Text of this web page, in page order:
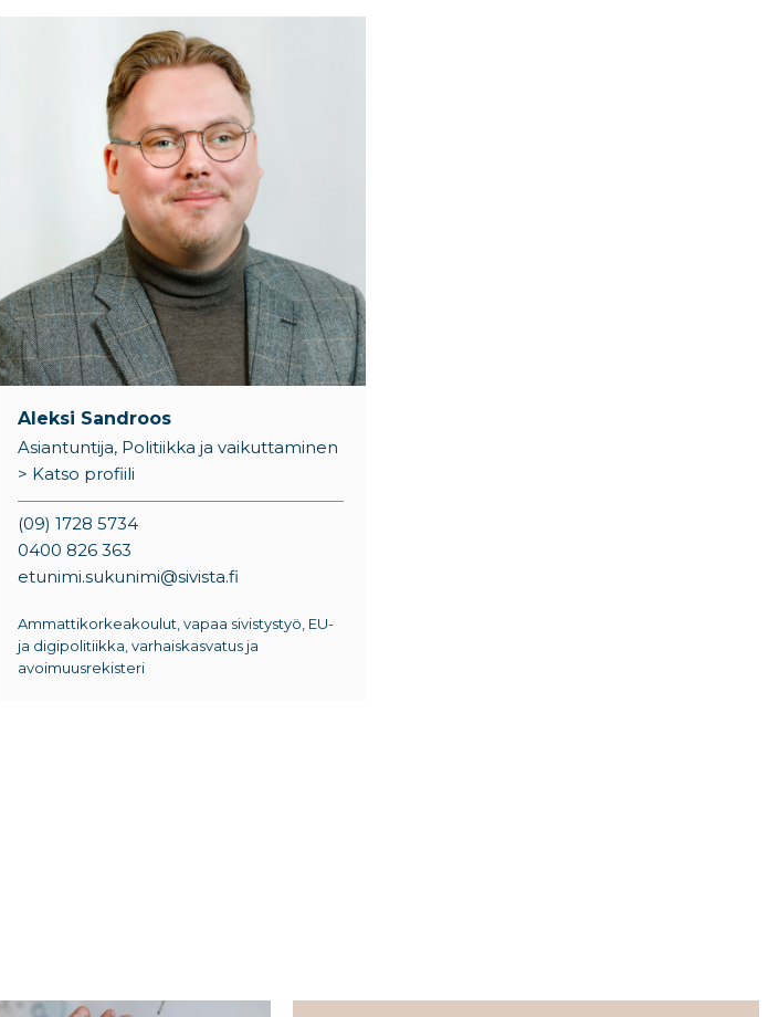
Aleksi Sandroos
Asiantuntija, Politiikka ja vaikuttaminen
> Katso profiili
(09) 1728 5734
0400 826 363
etunimi.sukunimi@sivista.fi
Ammattikorkeakoulut, vapaa sivistystyö, EU-
ja digipolitiikka, varhaiskasvatus ja
avoimuusrekisteri